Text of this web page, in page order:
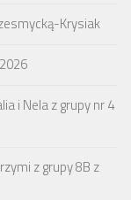
Krysiak
i Nela z grupy nr 4
z grupy 8B z